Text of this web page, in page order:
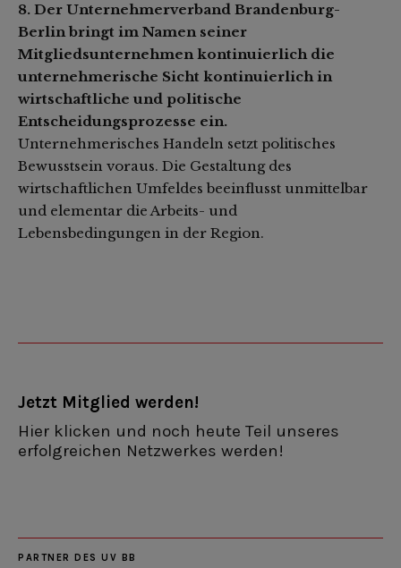
8. Der Unternehmerverband Brandenburg-
Berlin bringt im Namen seiner
Mitgliedsunternehmen kontinuierlich die
unternehmerische Sicht kontinuierlich in
wirtschaftliche und politische
Entscheidungsprozesse ein.
Unternehmerisches Handeln setzt politisches
Bewusstsein voraus. Die Gestaltung des
wirtschaftlichen Umfeldes beeinflusst unmittelbar
und elementar die Arbeits- und
Lebensbedingungen in der Region.
Jetzt Mitglied werden!
Hier klicken und noch heute Teil unseres
erfolgreichen Netzwerkes werden!
PARTNER DES UV BB